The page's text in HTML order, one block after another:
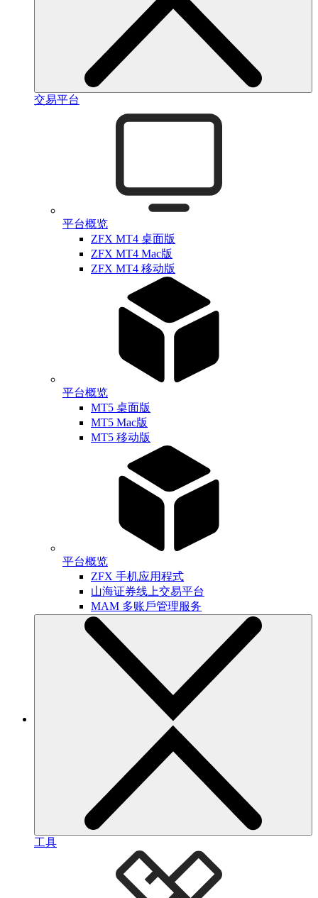
交易平台
平台概览
ZFX MT4 桌面版
ZFX MT4 Mac版
ZFX MT4 移动版
平台概览
MT5 桌面版
MT5 Mac版
MT5 移动版
平台概览
ZFX 手机应用程式
山海证券线上交易平台
MAM 多账戶管理服务
工具